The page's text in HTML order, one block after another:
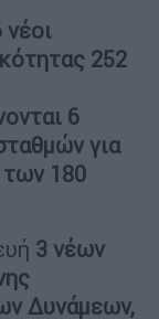
νέοι
252
6
για
των 180
3 νέων
Δυνάμεων,